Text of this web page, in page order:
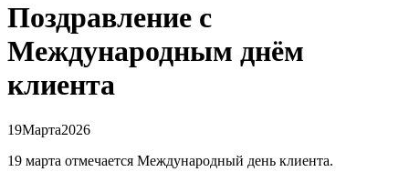
Поздравление с
Международным днём
клиента
19Марта2026
19 марта отмечается Международный день клиента.